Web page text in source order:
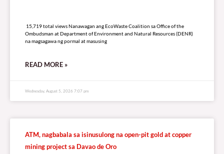
15,719 total views Nanawagan ang EcoWaste Coalition sa Office of the
Ombudsman at Department of Environment and Natural Resources (DENR)
na magsagawa ng pormal at masusing
READ MORE »
Wednesday, August 5, 2026 7:07 pm
ATM, nagbabala sa isinusulong na open-pit gold at copper
mining project sa Davao de Oro